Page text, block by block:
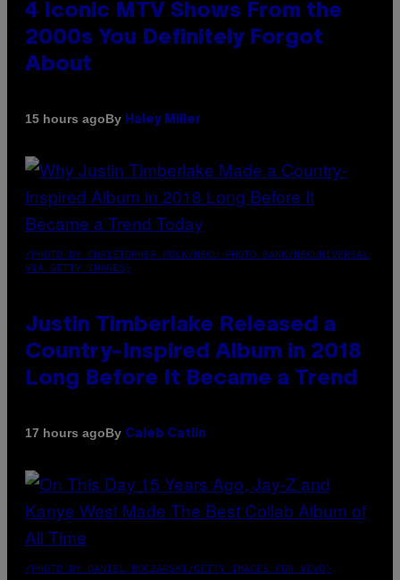
4 Iconic MTV Shows From the
2000s You Definitely Forgot
About
15 hours agoBy Haley Miller
(PHOTO BY CHRISTOPHER POLK/NBCU PHOTO BANK/NBCUNIVERSAL
VIA GETTY IMAGES)
Justin Timberlake Released a
Country-Inspired Album in 2018
Long Before It Became a Trend
17 hours agoBy Caleb Catlin
(PHOTO BY DANIEL BOCZARSKI/GETTY IMAGES FOR VEVO)